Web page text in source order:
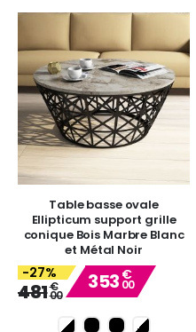
Table basse ovale
Ellipticum support grille
conique Bois Marbre Blanc
et Métal Noir
-27%
481€
00
Special
Price
353 €
00